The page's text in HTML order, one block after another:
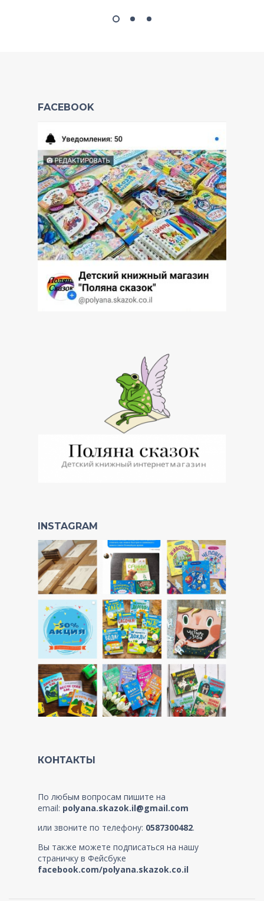
FACEBOOK
INSTAGRAM
КОНТАКТЫ
По любым вопросам пишите на
email: polyana.skazok.il@gmail.com
или звоните по телефону: 0587300482.
Вы также можете подписаться на нашу
страничку в Фейсбуке
facebook.com/polyana.skazok.co.il